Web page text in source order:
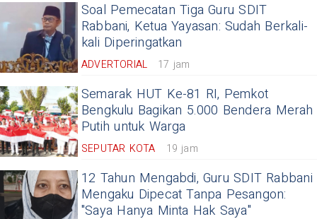
Soal Pemecatan Tiga Guru SDIT
Rabbani, Ketua Yayasan: Sudah Berkali-
kali Diperingatkan
ADVERTORIAL 17 jam
Semarak HUT Ke-81 RI, Pemkot
Bengkulu Bagikan 5.000 Bendera Merah
Putih untuk Warga
SEPUTAR KOTA 19 jam
12 Tahun Mengabdi, Guru SDIT Rabbani
Mengaku Dipecat Tanpa Pesangon:
"Saya Hanya Minta Hak Saya"